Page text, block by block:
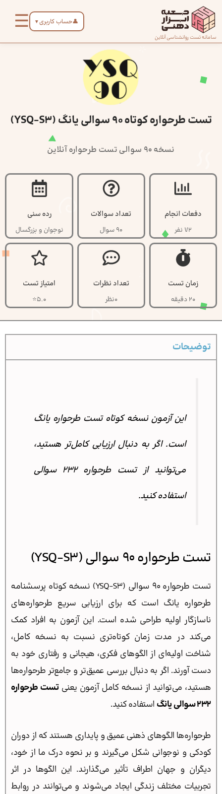
محتوا
سامانه تست روانشناسی آنلاین
👤حساب کاربری ▼
☰
صفحه
تماس
دسته‌بندی
تست‌ها
تست طرحواره کوتاه 90 سوالی یانگ (YSQ-S3)
نسخه 90 سوالی تست طرحواره آنلاین
دفعات انجام
72 نفر
تعداد سوالات
90 سوال
رده سنی
نوجوان و بزرگسال
زمان تست
20 دقیقه
تعداد نظرات
0نظر
امتیاز تست
5.0⭐
توضیحات
این آزمون نسخه کوتاه تست طرحواره یانگ
است. اگر به دنبال ارزیابی کامل‌تر هستید،
می‌توانید ازتست طرحواره ۲۳۲ سوالی
استفاده کنید.
تست طرحواره 90 سوالی (YSQ-S3)
تست طرحواره 90 سوالی (YSQ-S3) نسخه کوتاه پرسشنامه
طرحواره یانگ است که برای ارزیابی سریع طرحواره‌های
ناسازگار اولیه طراحی شده است. این آزمون به افراد کمک
می‌کند در مدت زمان کوتاه‌تری نسبت به نسخه کامل،
شناخت اولیه‌ای از الگوهای فکری، هیجانی و رفتاری خود به
دست آورند. اگر به دنبال بررسی عمیق‌تر و جامع‌تر طرحواره‌ها
هستید، می‌توانید از نسخه کامل آزمون یعنیتست طرحواره
232 سوالی یانگ
استفاده کنید.
طرحواره‌ها الگوهای ذهنی عمیق و پایداری هستند که از دوران
کودکی و نوجوانی شکل می‌گیرند و بر نحوه درک ما از خود،
دیگران و جهان اطراف تأثیر می‌گذارند. این الگوها در اثر
تجربیات مختلف زندگی ایجاد می‌شوند و می‌توانند در روابط